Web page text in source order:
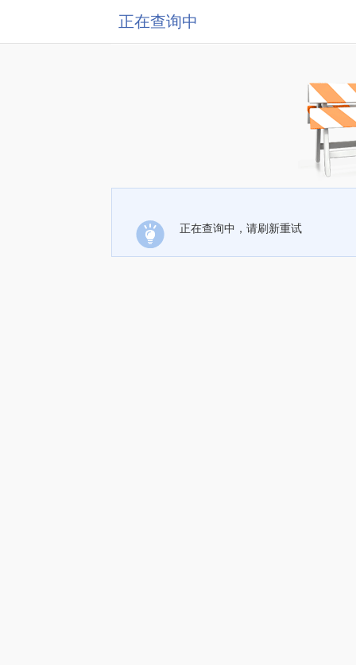
正在查询中
正在查询中，请刷新重试